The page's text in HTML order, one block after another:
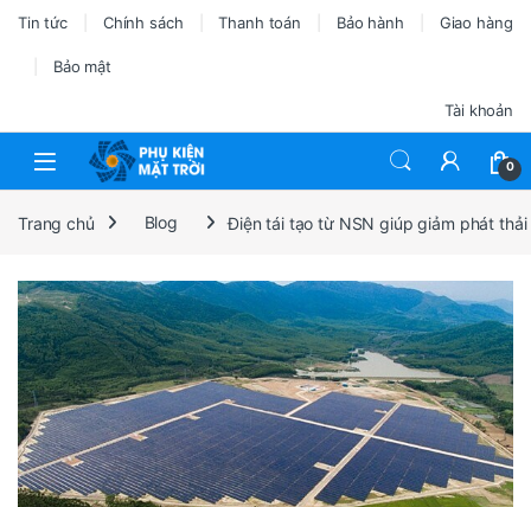
Tin tức Chính sách Thanh toán Bảo hành Giao hàng
Bảo mật
Tài khoản
0
Trang chủ Blog Điện tái tạo từ NSN giúp giảm phát